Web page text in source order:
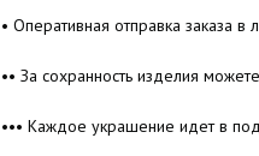
• Оперативная отправка заказа
•• За сохранность изделия
••• Каждое украшение идет в